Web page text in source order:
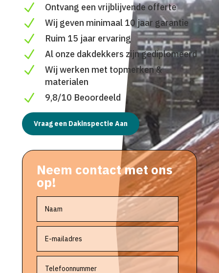
N Ontvang een vrijblijvende offerte
N Wij geven minimaal 10 jaar garantie
N Ruim 15 jaar ervaring
N Al onze dakdekkers zijn gediplomeerd
N
Wij werken met topmerken &
materialen
N 9,8/10 Beoordeeld
Vraag een Dakinspectie Aan
Neem contact met ons
op!